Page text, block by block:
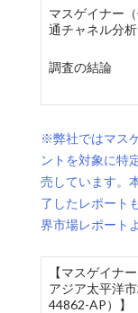
マスゲイナー
通チャネル分析
調査の結論
※弊社ではマス
ントを対象に特
売しています。
了したレポート
界市場レポート
【マスゲイナ
アジア太平洋
44862-AP）】